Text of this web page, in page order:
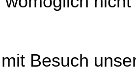
Besuch